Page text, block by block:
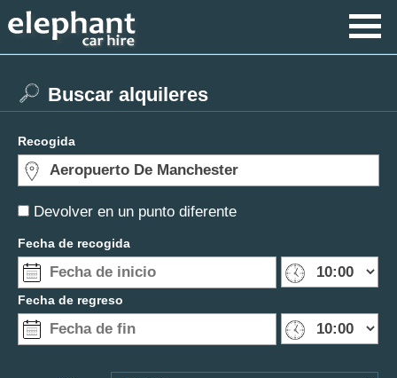
Devolver en un punto diferente
Buscar alquileres
Recogida
Fecha de recogida
Fecha de regreso